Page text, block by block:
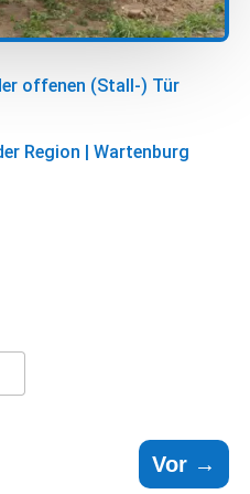
offenen (Stall-) Tür
Region | Wartenburg
Vor→